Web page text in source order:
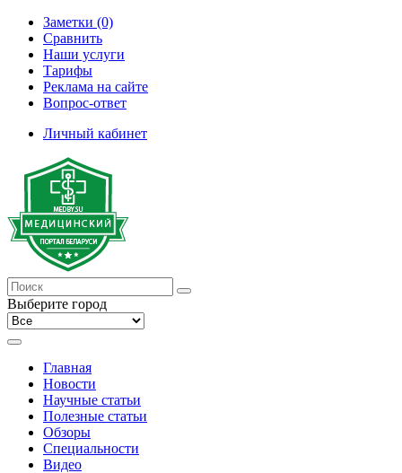
Заметки (0)
Сравнить
Наши услуги
Тарифы
Реклама на сайте
Вопрос-ответ
Личный кабинет
Выберите город
Главная
Новости
Научные статьи
Полезные статьи
Обзоры
Специальности
Видео